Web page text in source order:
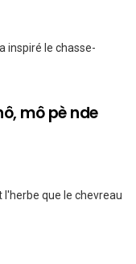
inspiré le chasse-
mô pè nde
l'herbe que le chevreau